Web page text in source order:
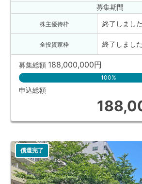
募集期間
株主優待枠
全投資家枠
終了しました
終了しました
募集総額 188,000,000円
100%
申込総額
償還完了